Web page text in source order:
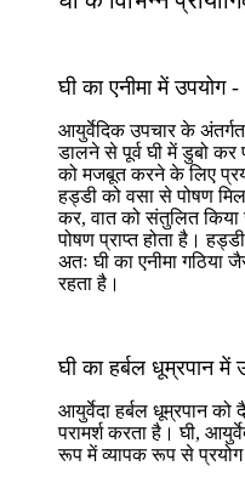
घी का एनीमा में उपयोग -
आयुर्वेदिक उपचार के
डालने से पूर्व घी में डुबो कर
को मजबूत करने के लिए
हड्डी को वसा से पोषण
कर, वात को संतुलित
पोषण प्राप्त होता है।
अतः घी का एनीमा गठिया
रहता है।
घी का हर्बल धूम्रपान में
आयुर्वेदा हर्बल धूम्रपान
परामर्श करता है। घी,
रूप में व्यापक रूप से प्रयोग